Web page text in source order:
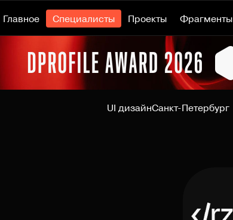
Главное Специалисты Проекты Фрагменты
UI дизайнСанкт-Петербург